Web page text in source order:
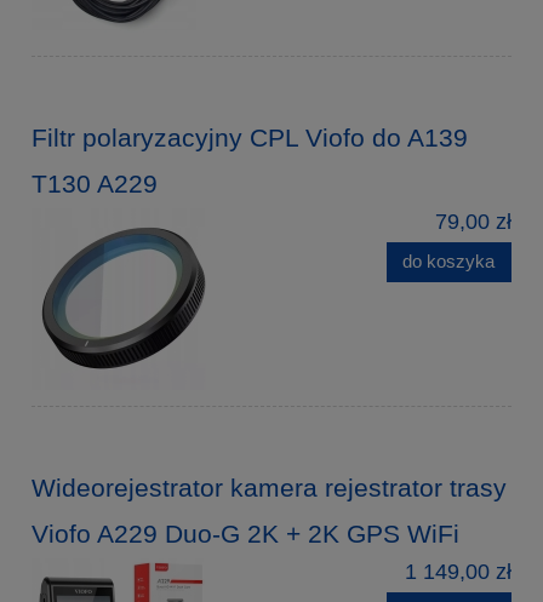
Filtr polaryzacyjny CPL Viofo do A139
T130 A229
79,00 zł
do koszyka
Wideorejestrator kamera rejestrator trasy
Viofo A229 Duo-G 2K + 2K GPS WiFi
1 149,00 zł